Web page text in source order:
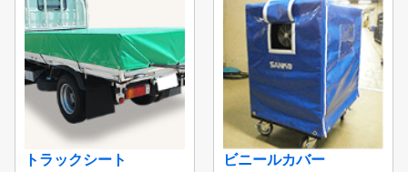
トラックシート ビニールカバー